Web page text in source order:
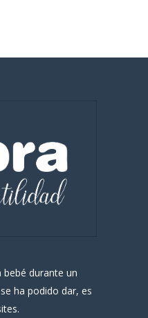
durante un
ha podido dar, es